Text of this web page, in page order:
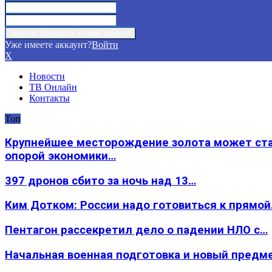
Уже имеете аккаунт?Войти
X
Новости
ТВ Онлайн
Контакты
Топ
Крупнейшее месторождение золота может
опорой экономики…
397 дронов сбито за ночь над 13…
Ким Дотком: России надо готовиться к
Пентагон рассекретил дело о падении НЛО с…
Начальная военная подготовка и новый